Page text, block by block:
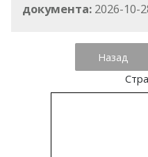
документа: 2026-10-
Назад